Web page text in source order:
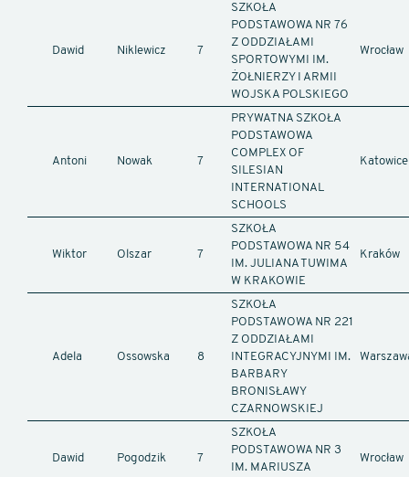
Dawid Niklewicz 7
SZKOŁA
PODSTAWOWA NR 76
Z ODDZIAŁAMI
SPORTOWYMI IM.
ŻOŁNIERZY I ARMII
WOJSKA POLSKIEGO
Wrocław
Antoni Nowak 7
PRYWATNA SZKOŁA
PODSTAWOWA
COMPLEX OF
SILESIAN
INTERNATIONAL
SCHOOLS
Katowice
Wiktor Olszar 7
SZKOŁA
PODSTAWOWA NR 54
IM. JULIANA TUWIMA
W KRAKOWIE
Kraków
Adela Ossowska 8
SZKOŁA
PODSTAWOWA NR 221
Z ODDZIAŁAMI
INTEGRACYJNYMI IM.
BARBARY
BRONISŁAWY
CZARNOWSKIEJ
Dawid Pogodzik 7
SZKOŁA
PODSTAWOWA NR 3
IM. MARIUSZA
Wrocław